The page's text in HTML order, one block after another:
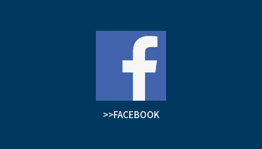
>>FACEBOOK